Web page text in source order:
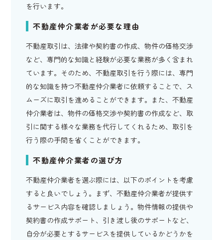
を行います。
不動産仲介業者が必要な理由
不動産取引は、法律や契約書の作成、物件の価格交渉
など、専門的な知識と経験が必要な業務が多く含まれ
ています。そのため、不動産取引を行う際には、専門
的な知識を持つ不動産仲介業者に依頼することで、ス
ムーズに取引を進めることができます。また、不動産
仲介業者は、物件の価格交渉や契約書の作成など、取
引に関する様々な業務を代行してくれるため、取引を
行う際の手間を省くことができます。
不動産仲介業者の選び方
不動産仲介業者を選ぶ際には、以下のポイントを考慮
すると良いでしょう。まず、不動産仲介業者が提供す
るサービス内容を確認しましょう。物件情報の提供や
契約書の作成サポート、引き渡し後のサポートなど、
自分が必要とするサービスを提供しているかどうかを